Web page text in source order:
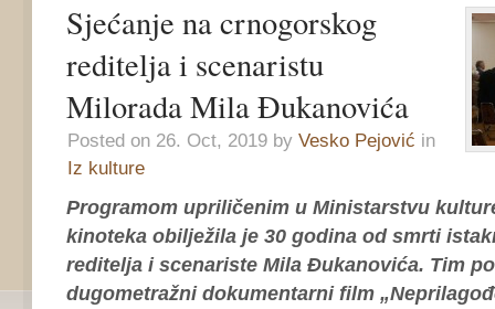
Sjećanje na crnogorskog
reditelja i scenaristu
Milorada Mila Đukanovića
Posted on 26. Oct, 2019 by Vesko Pejović in
Iz kulture
Programom upriličenim u Ministarstvu
kinoteka obilježila je 30 godina od smrti
reditelja i scenariste Mila Đukanovića. Tim
dugometražni dokumentarni film